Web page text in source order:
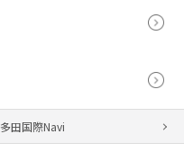
多田国際Navi